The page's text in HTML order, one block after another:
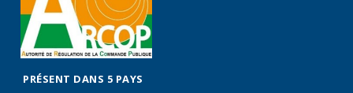
PRÉSENT DANS 5 PAYS